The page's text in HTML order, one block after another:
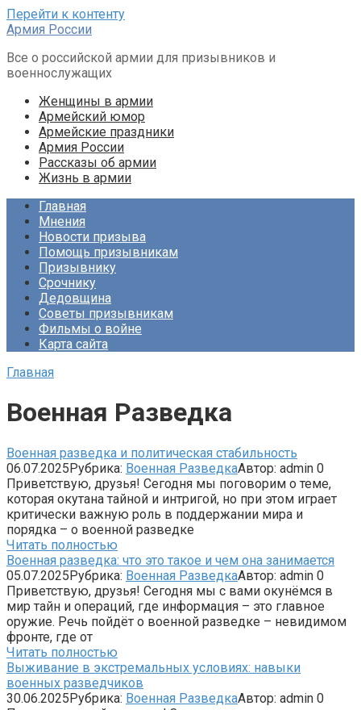
Перейти к контенту
Армия России
Все о российской армии для призывников и
военнослужащих
Женщины в армии
Армейский юмор
Армейские праздники
Армия России
Рассказы об армии
Жизнь в армии
Главная
Мнения
Новости призыва
Помощь призывникам
Призывнику
Срочнику
Дедовщина
Советы призывникам
Фильмы о войне
Карта сайта
Главная
Военная Разведка
Военная разведка и политическая стабильность
06.07.2025Рубрика: Военная РазведкаАвтор: admin 0
Приветствую, друзья! Сегодня мы поговорим о теме,
которая окутана тайной и интригой, но при этом играет
критически важную роль в поддержании мира и
порядка – о военной разведке
Читать полностью
Военная разведка: что это такое и чем она занимается
05.07.2025Рубрика: Военная РазведкаАвтор: admin 0
Приветствую, друзья! Сегодня мы с вами окунёмся в
мир тайн и операций, где информация – это главное
оружие. Речь пойдёт о военной разведке – невидимом
фронте, где от
Читать полностью
Выживание в экстремальных условиях: навыки
военных разведчиков
30.06.2025Рубрика: Военная РазведкаАвтор: admin 0